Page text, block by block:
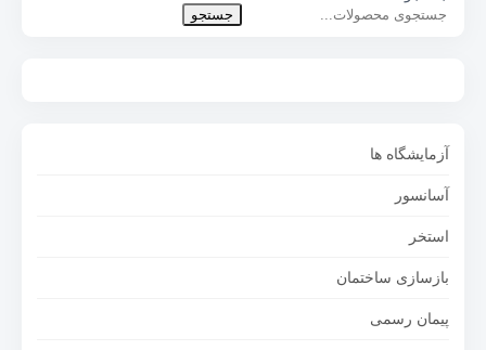
جستجو
آزمایشگاه ها
آسانسور
استخر
بازسازی ساختمان
پیمان رسمی